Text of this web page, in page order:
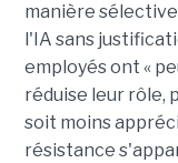
manière
l'IA sans
employés ont «
réduise leur rôle,
soit moins
résistance